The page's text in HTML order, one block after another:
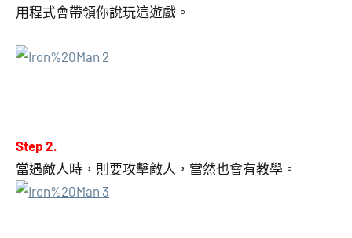
用程式會帶領你說玩這遊戲。
Step 2.
當遇敵人時，則要攻擊敵人，當然也會有教學。